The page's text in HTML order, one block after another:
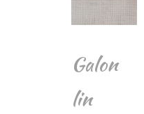
Galon
lin